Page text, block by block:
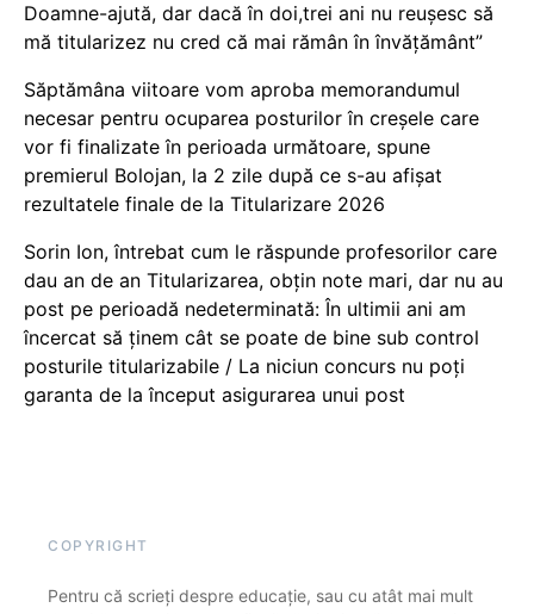
Doamne-ajută, dar dacă în doi,trei ani nu reușesc să
mă titularizez nu cred că mai rămân în învățământ”
Săptămâna viitoare vom aproba memorandumul
necesar pentru ocuparea posturilor în creșele care
vor fi finalizate în perioada următoare, spune
premierul Bolojan, la 2 zile după ce s-au afișat
rezultatele finale de la Titularizare 2026
Sorin Ion, întrebat cum le răspunde profesorilor care
dau an de an Titularizarea, obțin note mari, dar nu au
post pe perioadă nedeterminată: În ultimii ani am
încercat să ținem cât se poate de bine sub control
posturile titularizabile / La niciun concurs nu poți
garanta de la început asigurarea unui post
COPYRIGHT
Pentru că scrieți despre educație, sau cu atât mai mult